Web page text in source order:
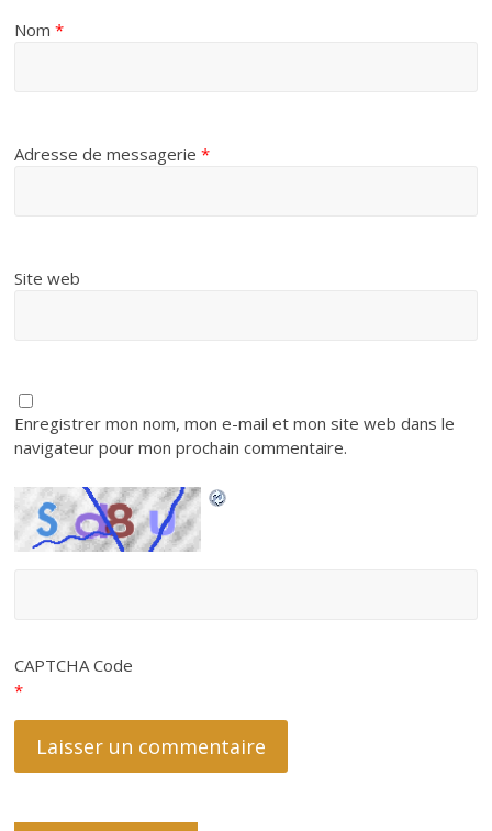
Nom*
Adresse de messagerie*
Site web
Enregistrer mon nom, mon e-mail et mon site web dans le
navigateur pour mon prochain commentaire.
CAPTCHA Code
*